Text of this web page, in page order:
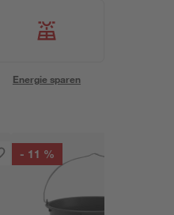
Energie sparen
- 11 %